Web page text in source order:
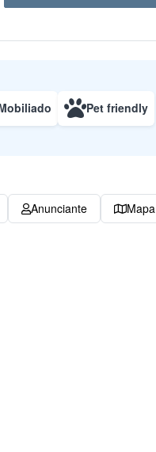
Pet friendly
Anunciante Mapa